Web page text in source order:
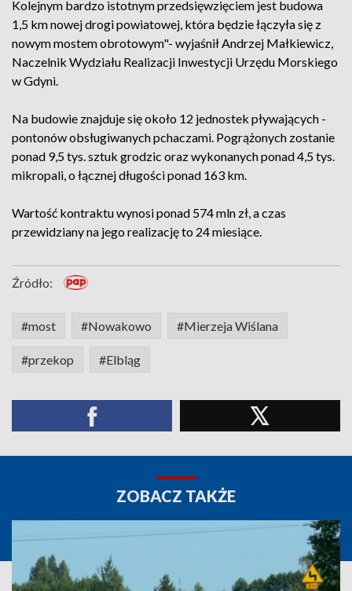
Kolejnym bardzo istotnym przedsięwzięciem jest budowa
1,5 km nowej drogi powiatowej, która będzie łączyła się z
nowym mostem obrotowym"- wyjaśnił Andrzej Małkiewicz,
Naczelnik Wydziału Realizacji Inwestycji Urzędu Morskiego
w Gdyni.
Na budowie znajduje się około 12 jednostek pływających -
pontonów obsługiwanych pchaczami. Pogrążonych zostanie
ponad 9,5 tys. sztuk grodzic oraz wykonanych ponad 4,5 tys.
mikropali, o łącznej długości ponad 163 km.
Wartość kontraktu wynosi ponad 574 mln zł, a czas
przewidziany na jego realizację to 24 miesiące.
Źródło:
#most #Nowakowo #Mierzeja Wiślana
#przekop #Elbląg
ZOBACZ TAKŻE